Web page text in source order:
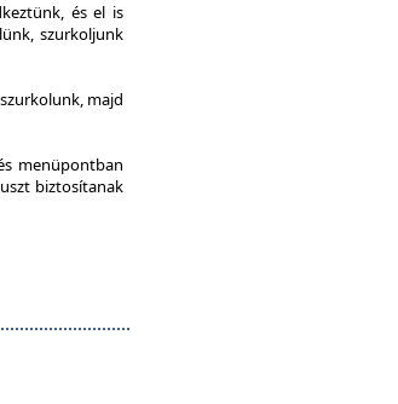
és el is
szurkoljunk
majd
menüpontban
biztosítanak